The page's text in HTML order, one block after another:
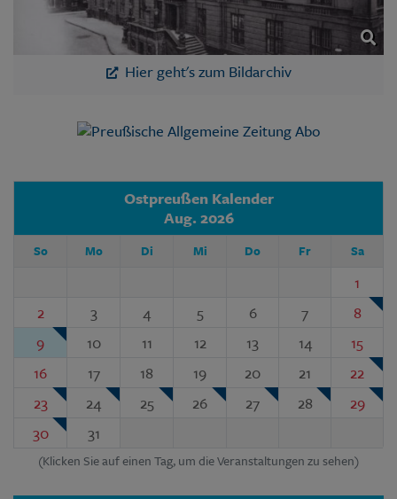
Hier geht's zum Bildarchiv
Ostpreußen Kalender
Aug. 2026
So Mo Di Mi Do Fr Sa
1
2
3 4 5 6 7
8
9
10 11 12 13 14
15
16
17 18 19 20 21
22
23
24 25 26 27 28
29
30
31
(Klicken Sie auf einen Tag, um die Veranstaltungen zu sehen)